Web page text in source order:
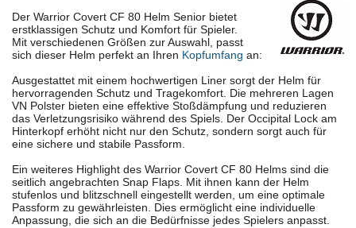
Der Warrior Covert CF 80 Helm Senior bietet
erstklassigen Schutz und Komfort für Spieler.
Mit verschiedenen Größen zur Auswahl, passt
sich dieser Helm perfekt an Ihren Kopfumfang an:
Ausgestattet mit einem hochwertigen Liner sorgt der Helm für
hervorragenden Schutz und Tragekomfort. Die mehreren Lagen
VN Polster bieten eine effektive Stoßdämpfung und reduzieren
das Verletzungsrisiko während des Spiels. Der Occipital Lock am
Hinterkopf erhöht nicht nur den Schutz, sondern sorgt auch für
eine sichere und stabile Passform.
Ein weiteres Highlight des Warrior Covert CF 80 Helms sind die
seitlich angebrachten Snap Flaps. Mit ihnen kann der Helm
stufenlos und blitzschnell eingestellt werden, um eine optimale
Passform zu gewährleisten. Dies ermöglicht eine individuelle
Anpassung, die sich an die Bedürfnisse jedes Spielers anpasst.